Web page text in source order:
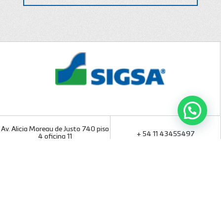
Av. Alicia Moreau de Justo 740 piso
4 oficina 11
+ 54 11 43455497